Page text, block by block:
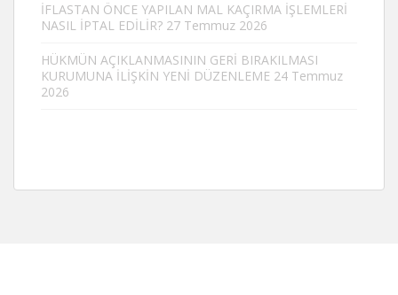
İFLASTAN ÖNCE YAPILAN MAL KAÇIRMA İŞLEMLERİ
NASIL İPTAL EDİLİR? 27 Temmuz 2026
HÜKMÜN AÇIKLANMASININ GERİ BIRAKILMASI
KURUMUNA İLİŞKİN YENİ DÜZENLEME 24 Temmuz
2026